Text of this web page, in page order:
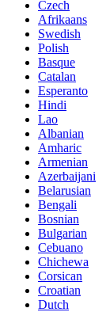
Czech
Afrikaans
Swedish
Polish
Basque
Catalan
Esperanto
Hindi
Lao
Albanian
Amharic
Armenian
Azerbaijani
Belarusian
Bengali
Bosnian
Bulgarian
Cebuano
Chichewa
Corsican
Croatian
Dutch